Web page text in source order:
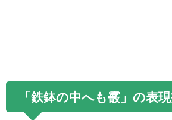
「鉄鉢の中へも霰」の表